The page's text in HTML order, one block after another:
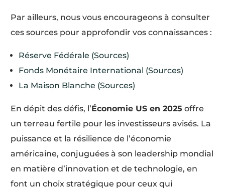
Par ailleurs, nous vous encourageons à consulter
ces sources pour approfondir vos connaissances :
Réserve Fédérale (Sources)
Fonds Monétaire International (Sources)
La Maison Blanche (Sources)
En dépit des défis, l’Économie US en 2025 offre
un terreau fertile pour les investisseurs avisés. La
puissance et la résilience de l’économie
américaine, conjuguées à son leadership mondial
en matière d’innovation et de technologie, en
font un choix stratégique pour ceux qui